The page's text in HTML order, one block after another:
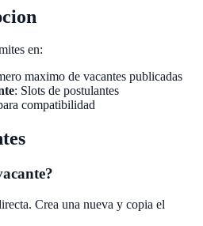
en:
maximo de vacantes publicadas
: Slots de postulantes
compatibilidad
Crea una nueva y copia el